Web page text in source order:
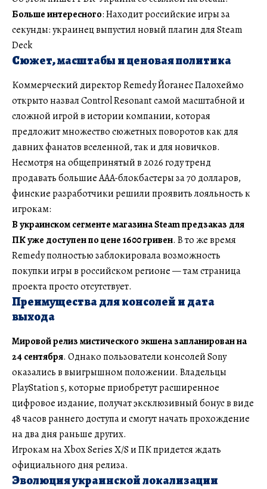
Больше интересного: Находит российские игры за
секунды: украинец выпустил новый плагин для Steam
Deck
Сюжет, масштабы и ценовая политика
Коммерческий директор Remedy Йоганес Палохеймо
открыто назвал Control Resonant самой масштабной и
сложной игрой в истории компании, которая
предложит множество сюжетных поворотов как для
давних фанатов вселенной, так и для новичков.
Несмотря на общепринятый в 2026 году тренд
продавать большие AAA-блокбастеры за 70 долларов,
финские разработчики решили проявить лояльность к
игрокам:
В украинском сегменте магазина Steam предзаказ для
ПК уже доступен по цене 1600 гривен. В то же время
Remedy полностью заблокировала возможность
покупки игры в российском регионе — там страница
проекта просто отсутствует.
Преимущества для консолей и дата
выхода
Мировой релиз мистического экшена запланирован на
24 сентября. Однако пользователи консолей Sony
оказались в выигрышном положении. Владельцы
PlayStation 5, которые приобретут расширенное
цифровое издание, получат эксклюзивный бонус в виде
48 часов раннего доступа и смогут начать прохождение
на два дня раньше других.
Игрокам на Xbox Series X/S и ПК придется ждать
официального дня релиза.
Эволюция украинской локализации